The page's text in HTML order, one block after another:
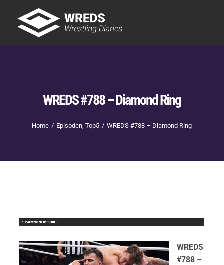
content
WREDS #788 – Diamond Ring
Home Episoden Top5 WREDS #788 – Diamond Ring
WREDS
#788 –